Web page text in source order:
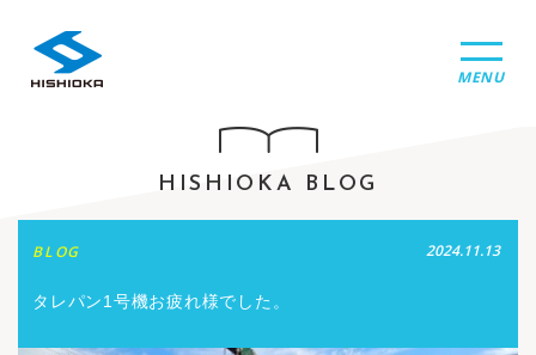
MENU
HISHIOKA BLOG
BLOG 2024.11.13
タレパン1号機お疲れ様でした。